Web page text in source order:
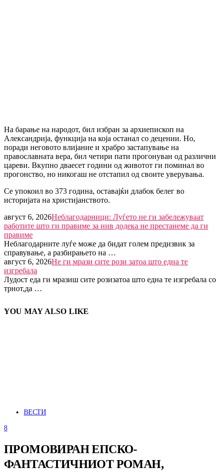
На барање на народот, бил избран за архиепископ на
Александрија, функција на која останал со децении. Но,
поради неговото влијание и храбро застапување на
православната вера, бил четири пати прогонуван од различни
цареви. Вкупно дваесет години од животот ги поминал во
прогонство, но никогаш не отстапил од своите уверувања.
Се упокоил во 373 година, оставајќи длабок белег во
историјата на христијанството.
август 6, 2026Неблагодарници: Луѓето не ги забележуваат
работите што ги правиме за нив додека не престанеме да ги
правиме
Неблагодарните луѓе може да бидат голем предизвик за
справување, а разбирањето на …
август 6, 2026Не ги мрази сите рози затоа што една те
изгребала
Лудост еда ги мразиш сите розизатоа што една те изгребала со
трнот,да …
YOU MAY ALSO LIKE
ВЕСТИ
8
ПРОМОВИРАН ЕПСКО-
ФАНТАСТИЧНИОТ РОМАН,